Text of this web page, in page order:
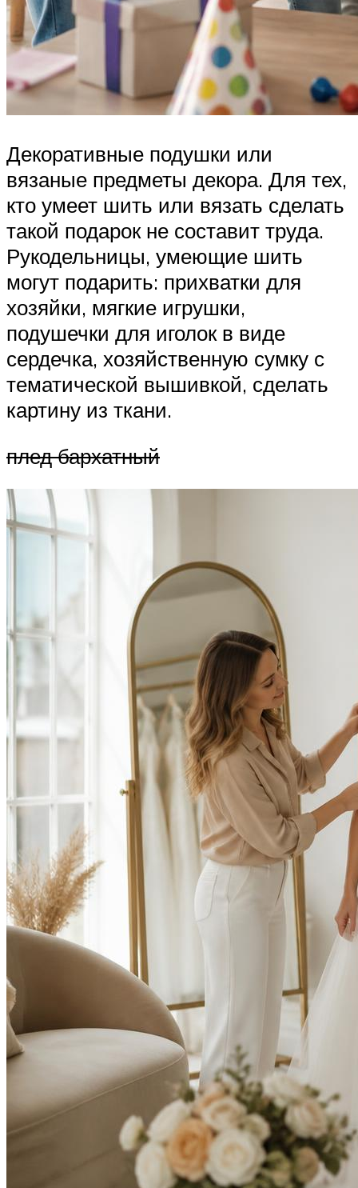
Декоративные подушки или
вязаные предметы декора. Для тех,
кто умеет шить или вязать сделать
такой подарок не составит труда.
Рукодельницы, умеющие шить
могут подарить: прихватки для
хозяйки, мягкие игрушки,
подушечки для иголок в виде
сердечка, хозяйственную сумку с
тематической вышивкой, сделать
картину из ткани.
плед бархатный